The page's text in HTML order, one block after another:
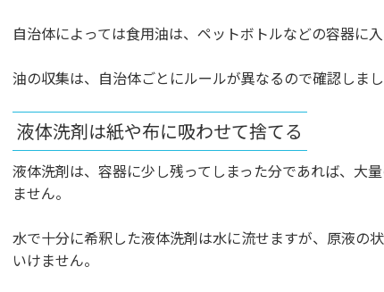
自治体によっては食用油は、ペットボトルなどの容器に
油の収集は、自治体ごとにルールが異なるので確認しまし
液体洗剤は紙や布に吸わせて捨てる
液体洗剤は、容器に少し残ってしまった分であれば、大
ません。
水で十分に希釈した液体洗剤は水に流せますが、原液の
いけません。